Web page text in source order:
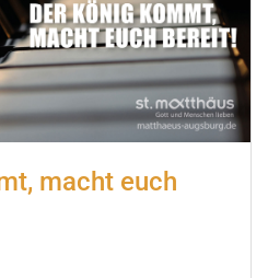
macht euch